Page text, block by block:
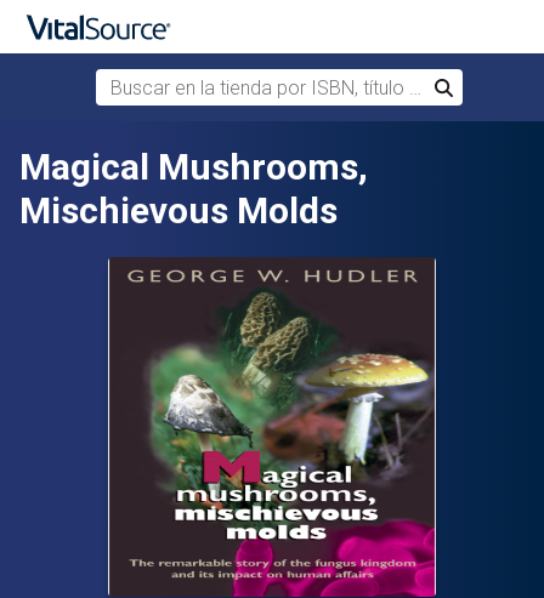
Saltar al contenido principal
Buscar en la tienda por ISBN, título o autor
Buscar
Magical Mushrooms,
Mischievous Molds